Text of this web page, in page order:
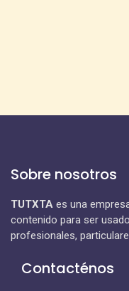
Sobre nosotros
TUTXTA es una
contenido para ser
profesionales,
Contacténos